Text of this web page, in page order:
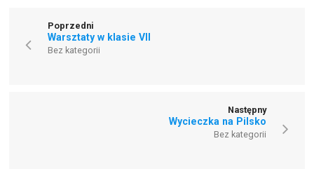
Poprzedni
Warsztaty w klasie VII
Bez kategorii
Następny
Wycieczka na Pilsko
Bez kategorii